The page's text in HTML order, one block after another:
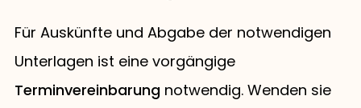
Für Auskünfte und Abgabe der notwendigen
Unterlagen ist eine vorgängige
Terminvereinbarung notwendig. Wenden sie